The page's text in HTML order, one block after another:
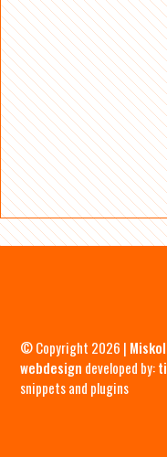
© Copyright 2026 |
webdesign developed by:
snippets and plugins